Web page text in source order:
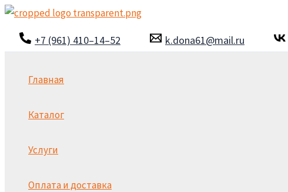
Перейти
содержимому
+7 (961) 410–14–52 k.dona61@mail.ru
Главная
Каталог
Услуги
Оплата и доставка